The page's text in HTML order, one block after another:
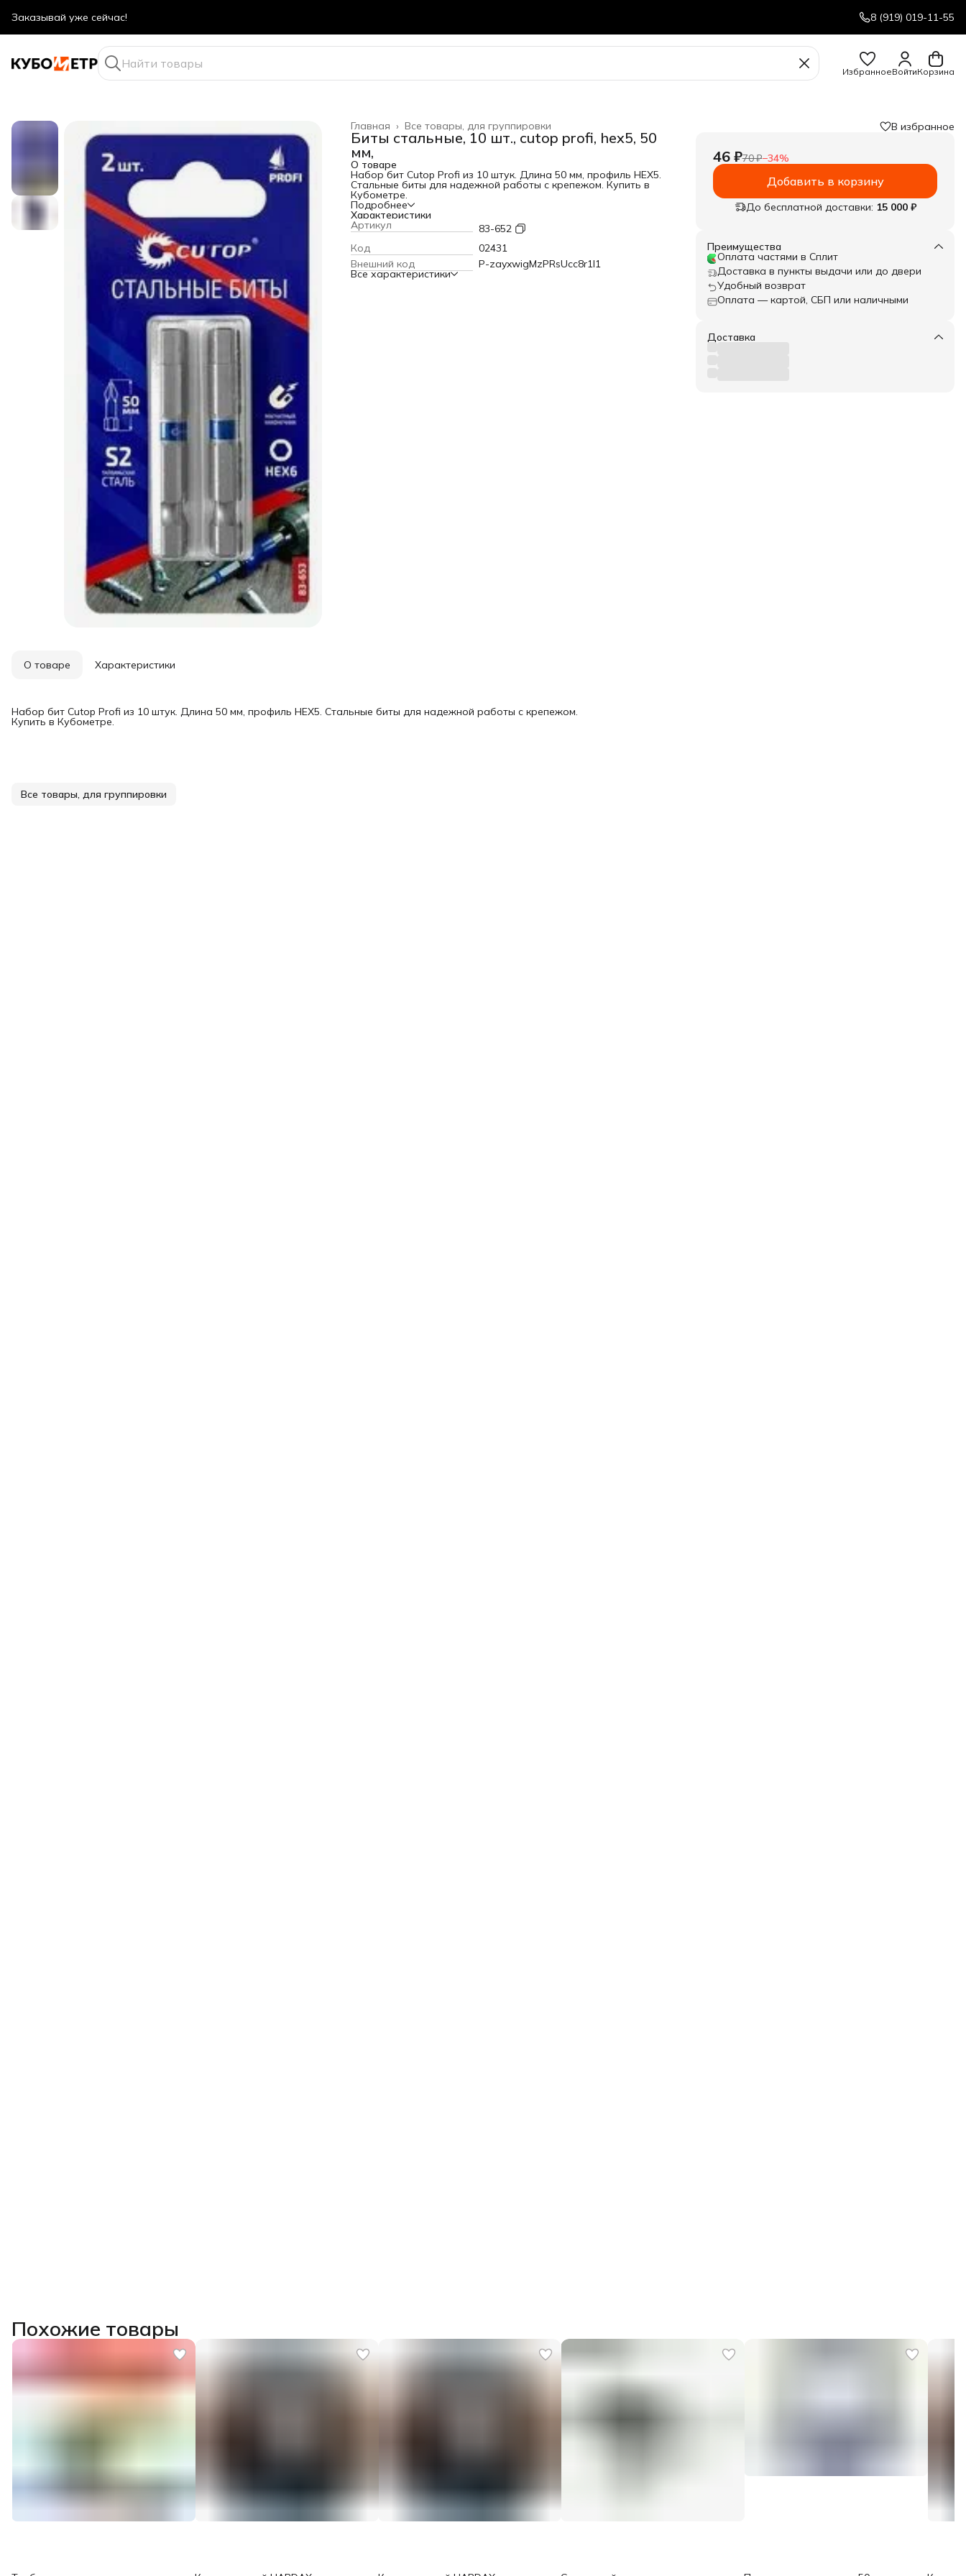
Оптовые цены даже для физ. лиц 8 (919) 019-11-55
ИзбранноеВойтиКорзина
Все товары, для группировки
Главная ›
Биты стальные, 10 шт., cutop profi, hex5, 50
мм,
О товаре
Набор бит Cutop Profi из 10 штук. Длина 50 мм, профиль HEX5.
Стальные биты для надежной работы с крепежом. Купить в
Кубометре.
Подробнее
Характеристики
Артикул
83-652
Код
02431
Внешний код
P-zayxwigMzPRsUcc8r1l1
Все характеристики
В избранное
46 ₽70 ₽−34%
Добавить в корзину
До бесплатной доставки: 15 000 ₽
Преимущества
Оплата частями в Сплит
Доставка в пункты выдачи или до двери
Удобный возврат
Оплата — картой, СБП или наличными
Доставка
О товаре Характеристики
Набор бит Cutop Profi из 10 штук. Длина 50 мм, профиль HEX5. Стальные биты для надежной работы с крепежом.
Купить в Кубометре.
Все товары, для группировки
Похожие товары